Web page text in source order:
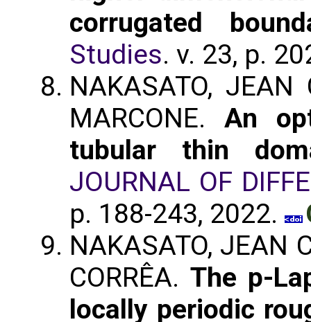
corrugated
Studies. v. 23, p.
NAKASATO, JEAN
MARCONE. An
tubular thin
JOURNAL OF
p. 188-243, 2022.
NAKASATO, JEAN
CORRÊA. The p-
locally periodic